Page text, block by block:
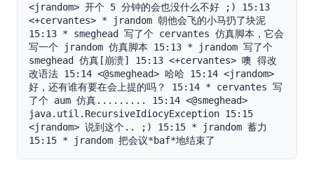
<jrandom> 开个 5 分钟的会也没什么不好 ;) 15:13
<+cervantes> * jrandom 朝他会飞的小马扔了块泥
15:13 * smeghead 写了个 cervantes 仿真脚本，它会
写一个 jrandom 仿真脚本 15:13 * jrandom 写了个
smeghead 仿真[崩溃] 15:13 <+cervantes> 噢 得改
改语法 15:14 <@smeghead> 哈哈 15:14 <jrandom>
好，还有谁有要在会上提的吗？ 15:14 * cervantes 写
了个 aum 仿真......... 15:14 <@smeghead>
java.util.RecursiveIdiocyException 15:15
<jrandom> 说到这个.. ;) 15:15 * jrandom 蓄力
15:15 * jrandom 把会议*baf*地结束了